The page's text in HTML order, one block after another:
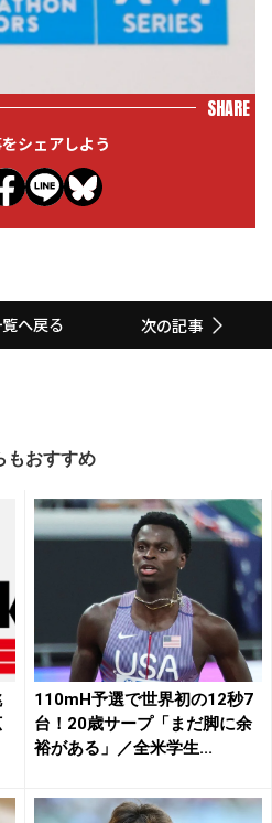
SHARE
シェアしよう
へ戻る 次の記事
もおすすめ
110mH予選で世界初の12秒7
台！20歳サープ「まだ脚に余
裕がある」／全米学生...